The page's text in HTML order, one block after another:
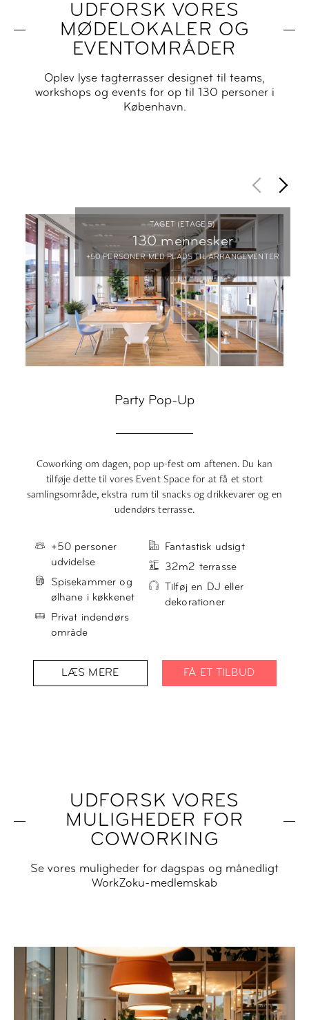
UDFORSK VORES
MØDELOKALER OG
EVENTOMRÅDER
Oplev lyse tagterrasser designet til teams,
workshops og events for op til 130 personer i
København.
TAGET (ETAGE 5)
130 mennesker
+50 PERSONER MED PLADS TIL ARRANGEMENTER
Party Pop-Up
Coworking om dagen, pop up-fest om aftenen. Du kan
tilføje dette til vores Event Space for at få et stort
samlingsområde, ekstra rum til snacks og drikkevarer og en
udendørs terrasse.
+50 personer
udvidelse
Spisekammer og
ølhane i køkkenet
Privat indendørs
område
Fantastisk udsigt
32m2 terrasse
Tilføj en DJ eller
dekorationer
LÆS MERE FÅ ET TILBUD
UDFORSK VORES
MULIGHEDER FOR
COWORKING
Se vores muligheder for dagspas og månedligt
WorkZoku-medlemskab